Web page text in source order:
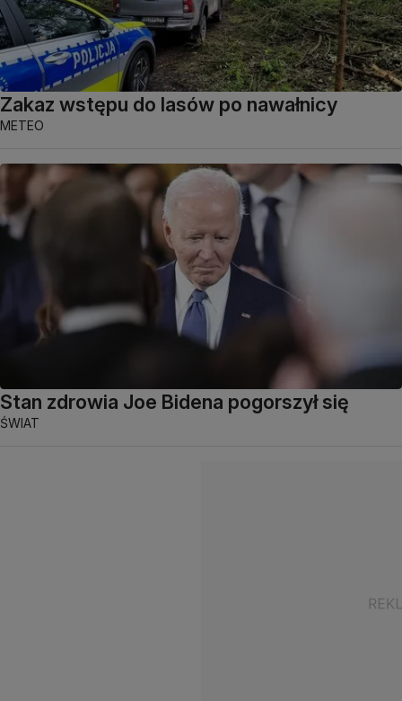
Zakaz wstępu do lasów po nawałnicy
METEO
Stan zdrowia Joe Bidena pogorszył się
ŚWIAT